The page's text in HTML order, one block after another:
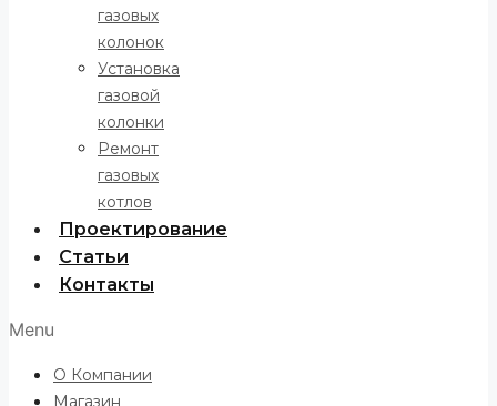
газовых
колонок
Установка
газовой
колонки
Ремонт
газовых
котлов
Проектирование
Статьи
Контакты
Menu
О Компании
Магазин